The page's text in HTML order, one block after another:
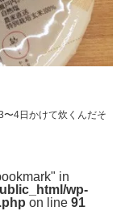
4日かけて炊くんだそ
in
wp-
on line 91